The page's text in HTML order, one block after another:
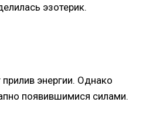
эзотерик.
энергии. Однако
появившимися силами.